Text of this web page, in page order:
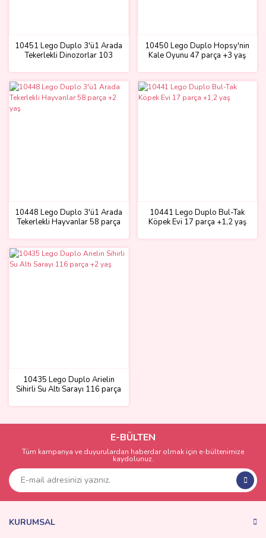
10451 Lego Duplo 3'ü1 Arada
Tekerlekli Dinozorlar 103
10450 Lego Duplo Hopsy'nin
Kale Oyunu 47 parça +3 yaş
10448 Lego Duplo 3'ü1 Arada
Tekerlekli Hayvanlar 58 parça
10441 Lego Duplo Bul-Tak
Köpek Evi 17 parça +1,2 yaş
10435 Lego Duplo Arielin
Sihirli Su Altı Sarayı 116 parça
E-BÜLTEN
Tüm kampanya ve duyurulardan haberdar olmak için e-bültenimize
kaydolunuz.
KURUMSAL